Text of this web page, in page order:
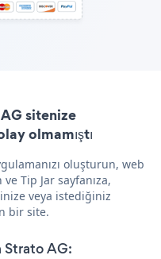
sitenize
olmamıştı
oluşturun, web
Tip Jar sayfanıza,
veya istediğiniz
bir site.
Strato AG: